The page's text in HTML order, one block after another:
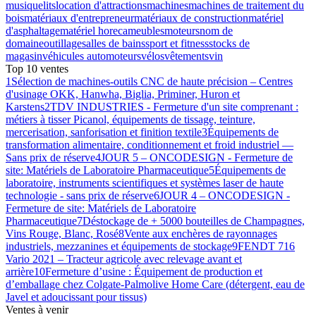
musiquelitslocation d'attractionsmachinesmachines de traitement du
boismatériaux d'entrepreneurmatériaux de constructionmatériel
d'asphaltagematériel horecameublesmoteursnom de
domaineoutillagesalles de bainssport et fitnessstocks de
magasinvéhicules automoteursvélosvêtementsvin
Top 10 ventes
1 Sélection de machines-outils CNC de haute précision – Centres
d'usinage OKK, Hanwha, Biglia, Priminer, Huron et
Karstens2TDV INDUSTRIES - Fermeture d'un site comprenant :
métiers à tisser Picanol, équipements de tissage, teinture,
mercerisation, sanforisation et finition textile3Équipements de
transformation alimentaire, conditionnement et froid industriel —
Sans prix de réserve4JOUR 5 – ONCODESIGN - Fermeture de
site: Matériels de Laboratoire Pharmaceutique5Équipements de
laboratoire, instruments scientifiques et systèmes laser de haute
technologie - sans prix de réserve6JOUR 4 – ONCODESIGN -
Fermeture de site: Matériels de Laboratoire
Pharmaceutique7Déstockage de + 5000 bouteilles de Champagnes,
Vins Rouge, Blanc, Rosé8Vente aux enchères de rayonnages
industriels, mezzanines et équipements de stockage9FENDT 716
Vario 2021 – Tracteur agricole avec relevage avant et
arrière10Fermeture d’usine : Équipement de production et
d’emballage chez Colgate-Palmolive Home Care (détergent, eau de
Javel et adoucissant pour tissus)
Ventes à venir